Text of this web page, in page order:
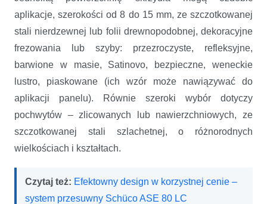
aplikacje, szerokości od 8 do 15 mm, ze szczotkowanej
stali nierdzewnej lub folii drewnopodobnej, dekoracyjne
frezowania lub szyby: przezroczyste, refleksyjne,
barwione w masie, Satinovo, bezpieczne, weneckie
lustro, piaskowane (ich wzór może nawiązywać do
aplikacji panelu). Równie szeroki wybór dotyczy
pochwytów – zlicowanych lub nawierzchniowych, ze
szczotkowanej stali szlachetnej, o różnorodnych
wielkościach i kształtach.
Czytaj też: Efektowny design w korzystnej cenie –
system przesuwny Schüco ASE 80 LC